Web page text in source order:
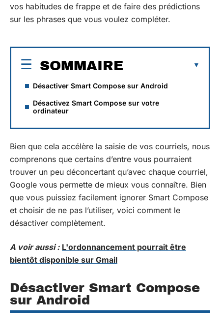
vos habitudes de frappe et de faire des prédictions
sur les phrases que vous voulez compléter.
SOMMAIRE
Désactiver Smart Compose sur Android
Désactivez Smart Compose sur votre
ordinateur
Bien que cela accélère la saisie de vos courriels, nous
comprenons que certains d’entre vous pourraient
trouver un peu déconcertant qu’avec chaque courriel,
Google vous permette de mieux vous connaître. Bien
que vous puissiez facilement ignorer Smart Compose
et choisir de ne pas l’utiliser, voici comment le
désactiver complètement.
A voir aussi : L'ordonnancement pourrait être
bientôt disponible sur Gmail
Désactiver Smart Compose
sur Android